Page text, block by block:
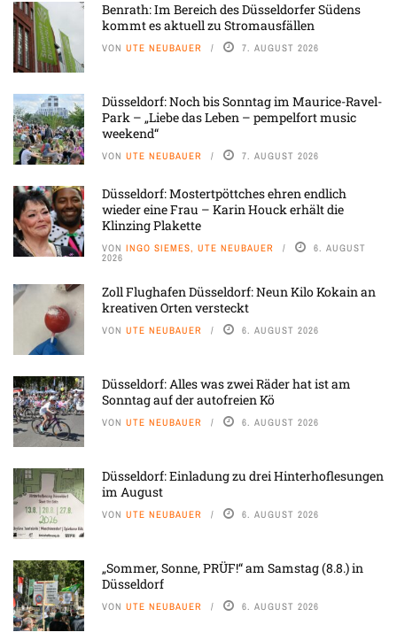
Benrath: Im Bereich des Düsseldorfer Südens
kommt es aktuell zu Stromausfällen
VON UTE NEUBAUER 7. AUGUST 2026
Düsseldorf: Noch bis Sonntag im Maurice-Ravel-
Park – „Liebe das Leben – pempelfort music
weekend“
VON UTE NEUBAUER 7. AUGUST 2026
Düsseldorf: Mostertpöttches ehren endlich
wieder eine Frau – Karin Houck erhält die
Klinzing Plakette
VON INGO SIEMES, UTE NEUBAUER 6. AUGUST
2026
Zoll Flughafen Düsseldorf: Neun Kilo Kokain an
kreativen Orten versteckt
VON UTE NEUBAUER 6. AUGUST 2026
Düsseldorf: Alles was zwei Räder hat ist am
Sonntag auf der autofreien Kö
VON UTE NEUBAUER 6. AUGUST 2026
Düsseldorf: Einladung zu drei Hinterhoflesungen
im August
VON UTE NEUBAUER 6. AUGUST 2026
„Sommer, Sonne, PRÜF!“ am Samstag (8.8.) in
Düsseldorf
VON UTE NEUBAUER 6. AUGUST 2026